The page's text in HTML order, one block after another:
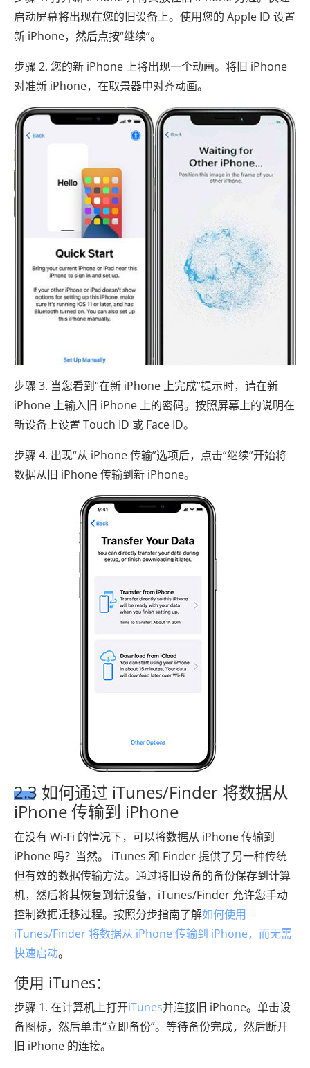
启动屏幕将出现在您的旧设备上。使用您的 Apple ID 设置
新 iPhone，然后点按“继续”。
步骤 2. 您的新 iPhone 上将出现一个动画。将旧 iPhone
对准新 iPhone，在取景器中对齐动画。
步骤 3. 当您看到“在新 iPhone 上完成”提示时，请在新
iPhone 上输入旧 iPhone 上的密码。按照屏幕上的说明在
新设备上设置 Touch ID 或 Face ID。
步骤 4. 出现“从 iPhone 传输”选项后，点击“继续”开始将
数据从旧 iPhone 传输到新 iPhone。
2.3 如何通过 iTunes/Finder 将数据从
iPhone 传输到 iPhone
在没有 Wi-Fi 的情况下，可以将数据从 iPhone 传输到
iPhone 吗？当然。 iTunes 和 Finder 提供了另一种传统
但有效的数据传输方法。通过将旧设备的备份保存到计算
机，然后将其恢复到新设备，iTunes/Finder 允许您手动
控制数据迁移过程。按照分步指南了解如何使用
iTunes/Finder 将数据从 iPhone 传输到 iPhone，而无需
快速启动。
使用 iTunes：
步骤 1. 在计算机上打开iTunes并连接旧 iPhone。单击设
备图标，然后单击“立即备份”。等待备份完成，然后断开
旧 iPhone 的连接。